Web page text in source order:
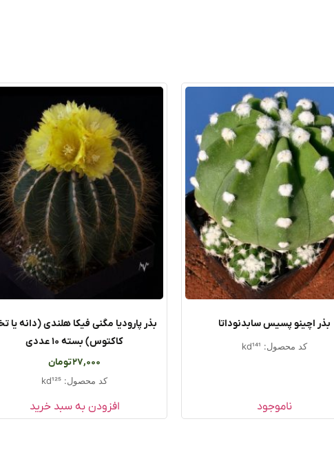
بذر اچینو پسیس سابدنوداتا
کد محصول: kd141
ناموجود
بذر پارودیا مگنی فیکا هلندی (دانه یا
کاکتوس) بسته ۱۰ عددی
27,000تومان
کد محصول: kd125
افزودن به سبد خرید